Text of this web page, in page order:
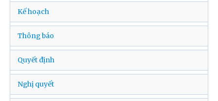
Kế hoạch
Thông báo
Quyết định
Nghị quyết